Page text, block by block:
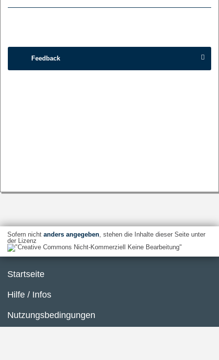
Feedback
Sofern nicht anders angegeben, stehen die Inhalte dieser Seite unter
der Lizenz
Startseite
Hilfe / Infos
Nutzungsbedingungen